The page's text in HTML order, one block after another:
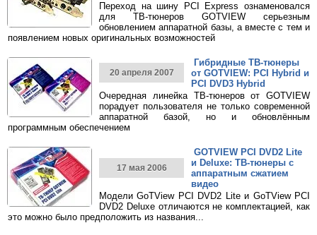
Переход на шину PCI Express ознаменовался
для ТВ-тюнеров GOTVIEW серьезным
обновлением аппаратной базы, а вместе с тем и
появлением новых оригинальных возможностей
20 апреля 2007
Гибридные ТВ-тюнеры
от GOTVIEW: PCI Hybrid и
PCI DVD3 Hybrid
Очередная линейка ТВ-тюнеров от GOTVIEW
порадует пользователя не только современной
аппаратной базой, но и обновлённым
программным обеспечением
17 мая 2006
GOTVIEW PCI DVD2 Lite
и Deluxe: ТВ-тюнеры с
аппаратным сжатием
видео
Модели GoTView PCI DVD2 Lite и GoTView PCI
DVD2 Deluxe отличаются не комплектацией, как
это можно было предположить из названия...